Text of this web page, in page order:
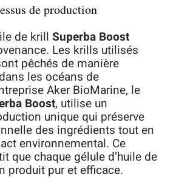
de production
de krill Superba Boost
Les krills utilisés
pêchés de manière
les océans de
Aker BioMarine, le
Boost, utilise un
unique qui préserve
des ingrédients tout en
environnemental. Ce
que chaque gélule d’huile de
produit pur et efficace.